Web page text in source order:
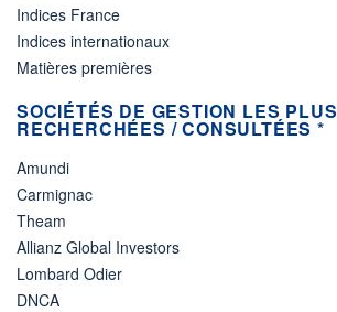
Indices France
Indices internationaux
Matières premières
SOCIÉTÉS DE GESTION LES PLUS
RECHERCHÉES / CONSULTÉES *
Amundi
Carmignac
Theam
Allianz Global Investors
Lombard Odier
DNCA